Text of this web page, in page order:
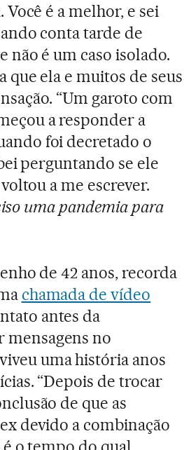
é a melhor, e sei
conta tarde de
não é um caso isolado.
que ela e muitos de seus
“Um garoto com
a responder a
foi decretado o
perguntando se ele
a me escrever.
uma pandemia para
de 42 anos, recorda
chamada de vídeo
antes da
mensagens no
uma história anos
“Depois de trocar
de que as
devido a combinação